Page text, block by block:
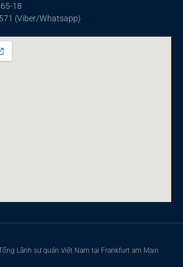
18
(Viber/Whatsapp)
Lãnh sự quán Việt Nam tại Frankfurt am Main